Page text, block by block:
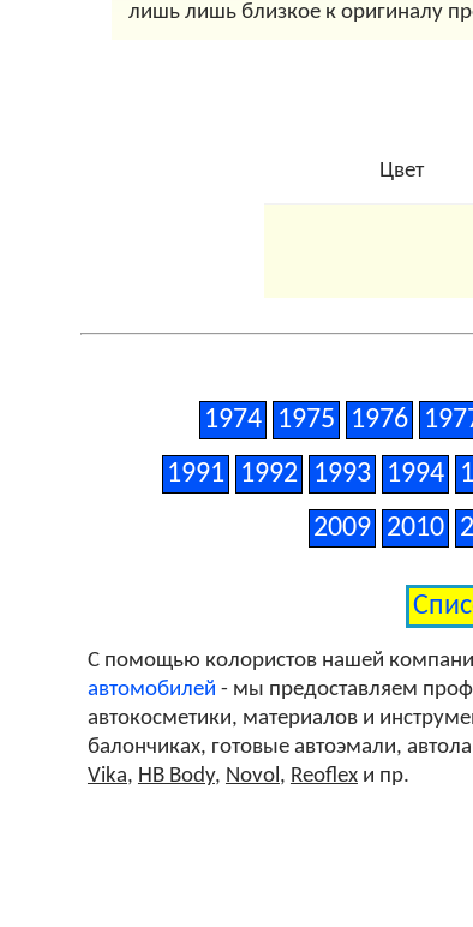
лишь лишь близкое к оригиналу
Цвет
1974 1975 1976
1991
1992 1993 1994
2009 2010
С помощью колористов нашей
автомобилей - мы предоставляем
автокосметики, материалов и
балончиках, готовые автоэмали,
Vika, HB Body, Novol , Reoflexи пр.